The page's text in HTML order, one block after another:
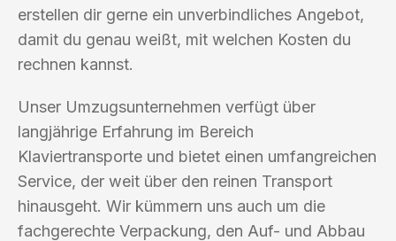
erstellen dir gerne ein unverbindliches Angebot,
damit du genau weißt, mit welchen Kosten du
rechnen kannst.
Unser Umzugsunternehmen verfügt über
langjährige Erfahrung im Bereich
Klaviertransporte und bietet einen umfangreichen
Service, der weit über den reinen Transport
hinausgeht. Wir kümmern uns auch um die
fachgerechte Verpackung, den Auf- und Abbau